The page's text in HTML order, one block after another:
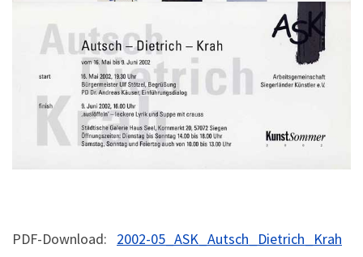
PDF-Download: 2002-05_ASK_Autsch_Dietrich_Krah